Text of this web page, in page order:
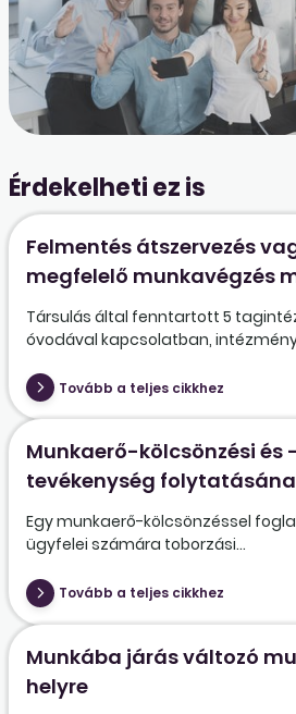
Érdekelheti ez is
Felmentés átszervezés
megfelelő munkavégzés
Társulás által fenntartott 5
óvodával kapcsolatban,
Tovább a teljes cikkhez
Munkaerő-kölcsönzési és
tevékenység
Egy munkaerő-kölcsönzéssel
ügyfelei számára toborzási...
Tovább a teljes cikkhez
Munkába járás változó
helyre